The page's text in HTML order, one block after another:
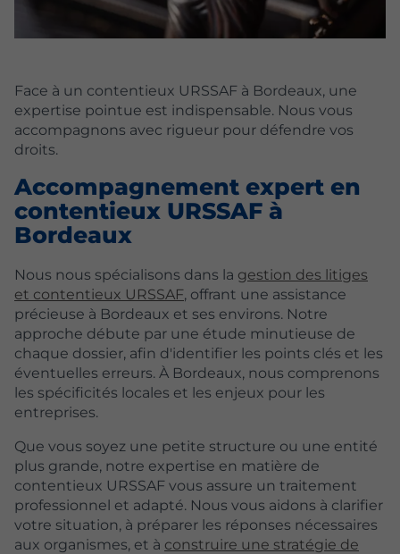
Face à un contentieux URSSAF à Bordeaux, une
expertise pointue est indispensable. Nous vous
accompagnons avec rigueur pour défendre vos
droits.
Accompagnement expert en
contentieux URSSAF à
Bordeaux
Nous nous spécialisons dans la gestion des litiges
et contentieux URSSAF, offrant une assistance
précieuse à Bordeaux et ses environs. Notre
approche débute par une étude minutieuse de
chaque dossier, afin d'identifier les points clés et les
éventuelles erreurs. À Bordeaux, nous comprenons
les spécificités locales et les enjeux pour les
entreprises.
Que vous soyez une petite structure ou une entité
plus grande, notre expertise en matière de
contentieux URSSAF vous assure un traitement
professionnel et adapté. Nous vous aidons à clarifier
votre situation, à préparer les réponses nécessaires
aux organismes, et à construire une stratégie de